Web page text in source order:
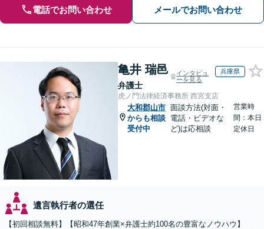
電話でお問い合わせ メールでお問い合わせ
亀井 瑞邑
弁護士
インタビュ
ーを見る
兵庫県
虎ノ門法律経済事務所 西宮支店
大和郡山市
からも相談
受付中
面談方法(対面・
電話・ビデオな
ど)は応相談
営業時
間：本日
定休日
遺言執行者の選任
【初回相談無料】【昭和47年創業×弁護士約100名の豊富なノウハウ】